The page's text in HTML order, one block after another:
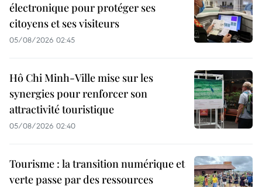
électronique pour protéger ses
citoyens et ses visiteurs
05/08/2026 02:45
Hô Chi Minh-Ville mise sur les
synergies pour renforcer son
attractivité touristique
05/08/2026 02:40
Tourisme : la transition numérique et
verte passe par des ressources